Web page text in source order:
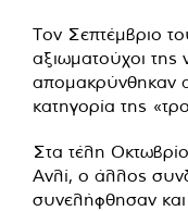
Τον Σεπτέμβριο
αξιωματούχοι της
απομακρύνθηκαν
κατηγορία της
Στα τέλη
Ανλί, ο άλλος
συνελήφθησαν